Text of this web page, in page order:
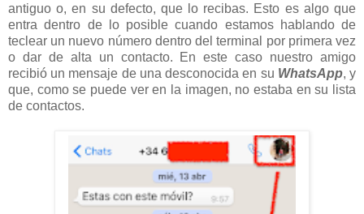
antiguo o, en su defecto, que lo recibas. Esto es algo que
entra dentro de lo posible cuando estamos hablando de
teclear un nuevo número dentro del terminal por primera vez
o dar de alta un contacto. En este caso nuestro amigo
recibió un mensaje de una desconocida en su WhatsApp, y
que, como se puede ver en la imagen, no estaba en su lista
de contactos.